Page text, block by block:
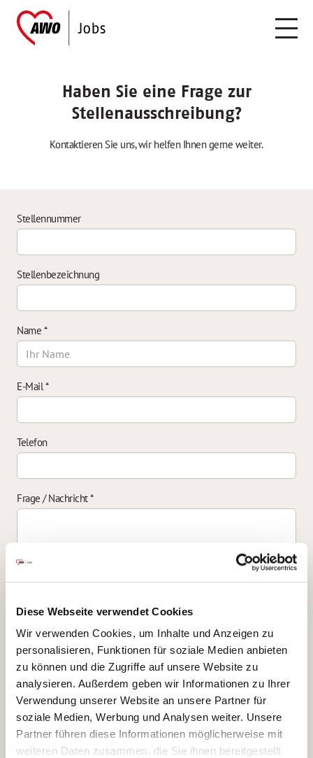
Diese Webseite verwendet Cookies
Wir verwenden Cookies, um Inhalte und Anzeigen zu
personalisieren, Funktionen für soziale Medien anbieten
zu können und die Zugriffe auf unsere Website zu
analysieren. Außerdem geben wir Informationen zu Ihrer
Verwendung unserer Website an unsere Partner für
soziale Medien, Werbung und Analysen weiter. Unsere
Partner führen diese Informationen möglicherweise mit
weiteren Daten zusammen, die Sie ihnen bereitgestellt
Haben Sie eine Frage zur
Stellenausschreibung?
Kontaktieren Sie uns, wir helfen Ihnen gerne weiter.
Stellennummer
Stellenbezeichnung
Name *
E-Mail*
Telefon
Frage / Nachricht*
Ich bin damit einverstanden, dass meine personenbezogenen Daten
ausschließlich zum Zweck der Durchführung der Kontaktanfrage
verarbeitet, auf IT- Systemen der Garitz Bewirtschaftungsbetriebe
GmbH, Heinrich-von-Kleist-Straße 2, 97688 Bad Kissingen
(Betreiber) gespeichert und an die für das Stellenangebot
verantwortliche Stelle zur Kontaktaufnahme weitergegeben
werden.
Diese Einwilligungserklärung kann ich jederzeit gegenüber dem